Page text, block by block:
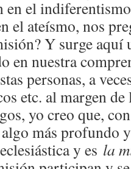
en el
el ateísmo, nos
Y surge aquí
en nuestra
personas, a
etc. al margen
yo creo que,
más profundo
y es la